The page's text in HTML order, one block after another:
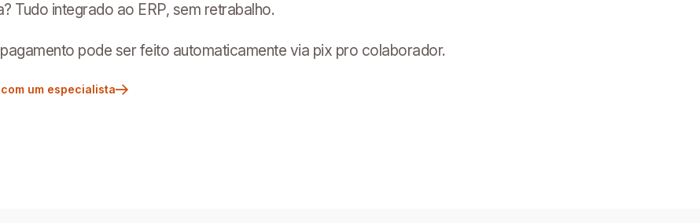
Tudo integrado ao ERP, sem retrabalho.
pode ser feito automaticamente via pix pro colaborador.
um especialista